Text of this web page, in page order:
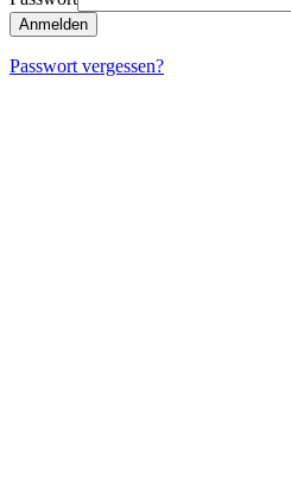
Anmelden
Passwort vergessen?